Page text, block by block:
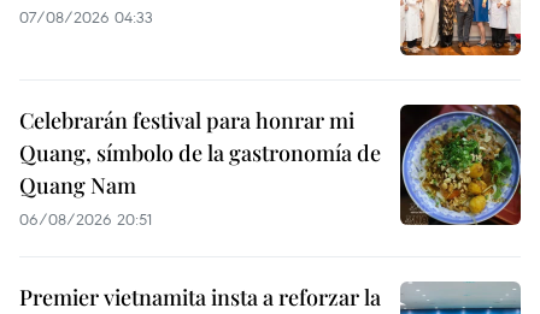
07/08/2026 04:33
Celebrarán festival para honrar mi
Quang, símbolo de la gastronomía de
Quang Nam
06/08/2026 20:51
Premier vietnamita insta a reforzar la